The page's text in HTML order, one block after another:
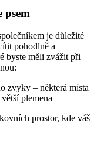
psem
je důležité
pohodlně a
byste měli zvážit při
zvyky – některá místa
plemena
prostor, kde váš